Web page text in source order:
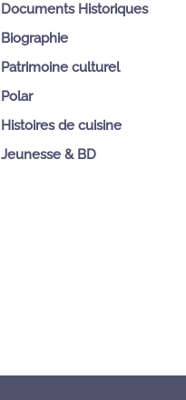
Documents Historiques
Biographie
Patrimoine culturel
Polar
Histoires de cuisine
Jeunesse & BD